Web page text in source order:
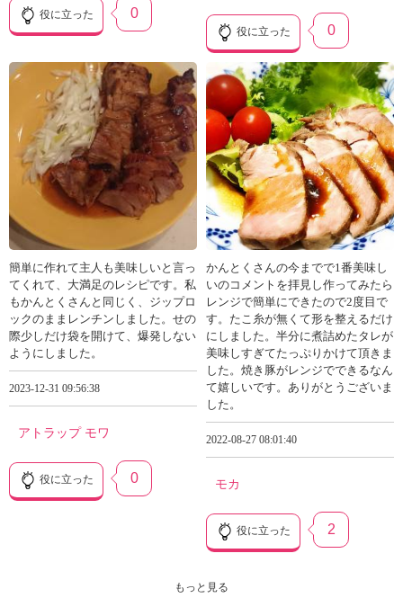
役に立った 0
役に立った 0
簡単に作れて主人も美味しいと言っ
てくれて、大満足のレシピです。私
もかんとくさんと同じく、ジップロ
ックのままレンチンしました。せの
際少しだけ袋を開けて、爆発しない
ようにしました。
2023-12-31 09:56:38
アトラップ モワ
役に立った 0
かんとくさんの今までで1番美味し
いのコメントを拝見し作ってみたら
レンジで簡単にできたので2度目で
す。たこ糸が無くて形を整えるだけ
にしました。半分に煮詰めたタレが
美味しすぎてたっぷりかけて頂きま
した。焼き豚がレンジでできるなん
て嬉しいです。ありがとうございま
した。
2022-08-27 08:01:40
モカ
役に立った 2
もっと見る